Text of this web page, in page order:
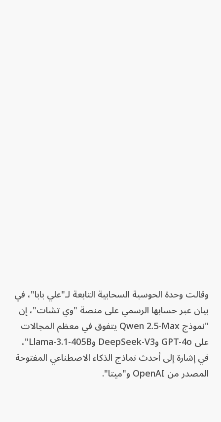
وقالت وحدة الحوسبة السحابية التابعة لـ"علي بابا"، في
بيان عبر حسابها الرسمي على منصة "وي تشات"، إن
"نموذج Qwen 2.5-Max يتفوق في معظم المجالات
على GPT-4o وDeepSeek-V3 وLlama-3.1-405B"،
في إشارة إلى أحدث نماذج الذكاء الاصطناعي المفتوحة
المصدر من OpenAI و"ميتا".